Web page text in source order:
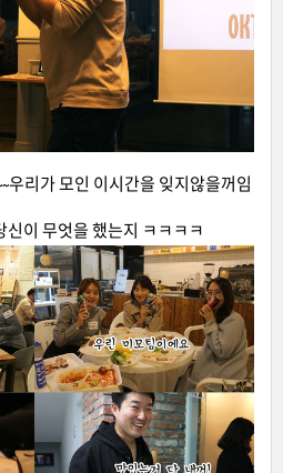
우리가 모인 이시간을 잊지않을꺼임
신이 무엇을 했는지 ㅋㅋㅋㅋ